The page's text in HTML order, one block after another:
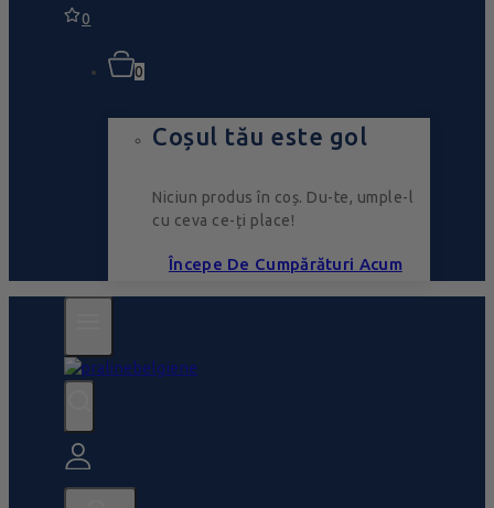
0
0
Coșul tău este gol
Niciun produs în coș. Du-te, umple-l
cu ceva ce-ți place!
Începe De Cumpărături Acum